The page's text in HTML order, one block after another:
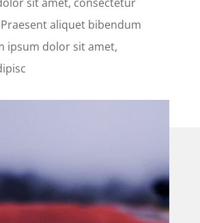
sit amet, consectetur
aliquet bibendum
ipsum dolor sit amet,